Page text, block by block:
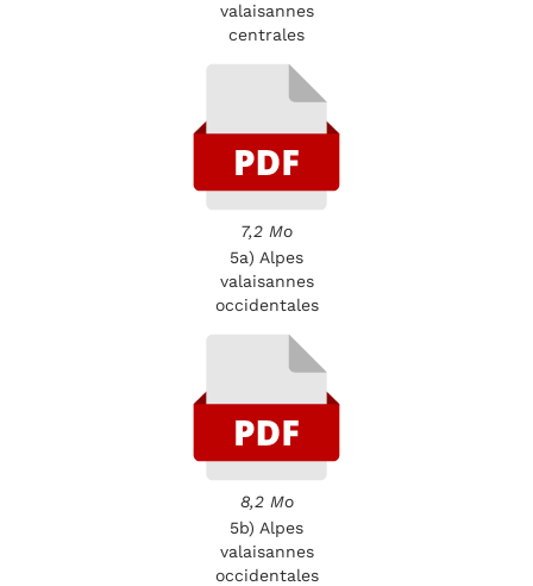
valaisannes
centrales
7,2 Mo
5a) Alpes
valaisannes
occidentales
8,2 Mo
5b) Alpes
valaisannes
occidentales